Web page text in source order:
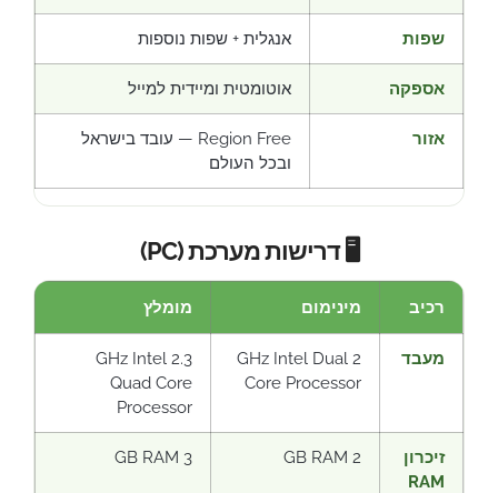
שפות אנגלית + שפות נוספות
אספקה אוטומטית ומיידית למייל
אזור
Region Free — עובד בישראל
ובכל העולם
🖥️ דרישות מערכת (PC)
רכיב מינימום מומלץ
מעבד
2 GHz Intel Dual
Core Processor
2.3 GHz Intel
Quad Core
Processor
זיכרון
RAM
2 GB RAM
3 GB RAM